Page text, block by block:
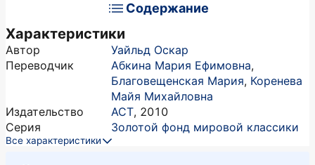
Содержание
Характеристики
Автор
Уайльд Оскар
Переводчик
Абкина Мария Ефимовна,
Благовещенская Мария, Коренева
Майя Михайловна
Издательство
АСТ, 2010
Серия
Золотой фонд мировой классики
Все характеристики